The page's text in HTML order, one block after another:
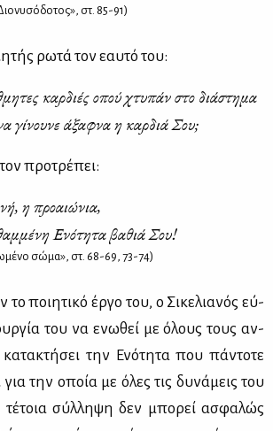
στ. 85-91)
ρω­τά τον εαυ­τό του:
καρ­διές οπού χτυ­πάν στο διά­στη­μα
γί­νου­νε άξαφ­να η καρ­διά Σου;
προ­τρέ­πει:
προ­αιώ­νια,
Ενό­τη­τα βα­θιά Σου!
σώμα», στ. 68-69, 73-74)
το ποι­η­τι­κό έρ­γο του, ο Σι­κε­λια­νός εύ­
του να ενω­θεί με όλους τους αν­
την Ενό­τη­τα που πά­ντο­τε
την οποία με όλες τις δυ­νά­μεις του
σύλ­λη­ψη δεν μπο­ρεί ασφα­λώς